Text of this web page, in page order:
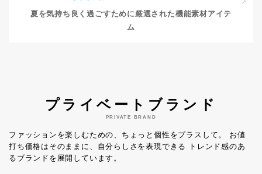
夏を気持ち良く過ごすために 厳選された機能素材アイテ
ム
プライベートブランド
PRIVATE BRAND
ファッションを楽しむための、ちょっと個性をプラスして。
お値
打ち価格はそのままに、自分らしさを表現できる
トレンド感のあ
るブランドを展開しています。